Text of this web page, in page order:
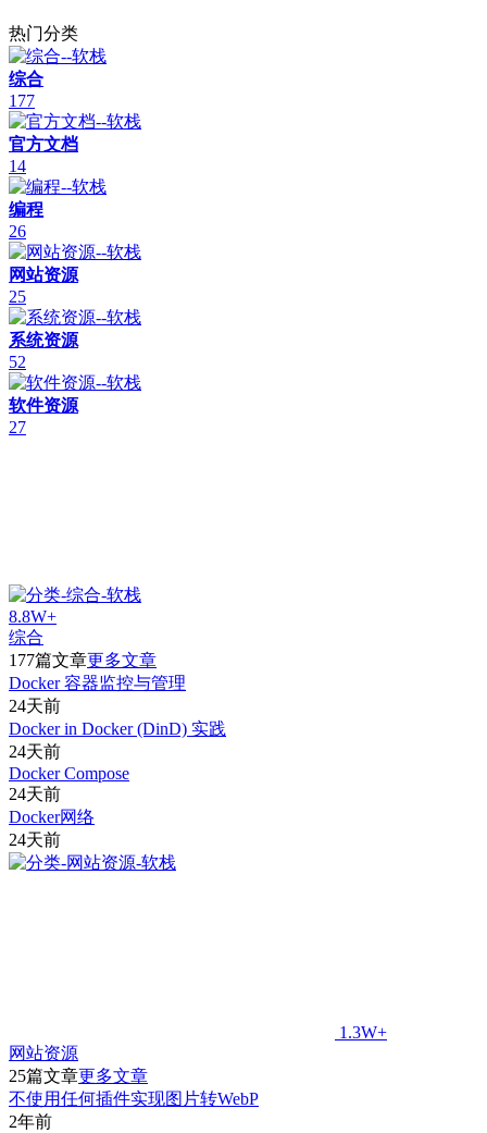
热门分类
综合
177
官方文档
14
编程
26
网站资源
25
系统资源
52
软件资源
27
8.8W+
综合
177篇文章更多文章
Docker 容器监控与管理
24天前
Docker in Docker (DinD) 实践
24天前
Docker Compose
24天前
Docker网络
24天前
1.3W+
网站资源
25篇文章更多文章
不使用任何插件实现图片转WebP
2年前